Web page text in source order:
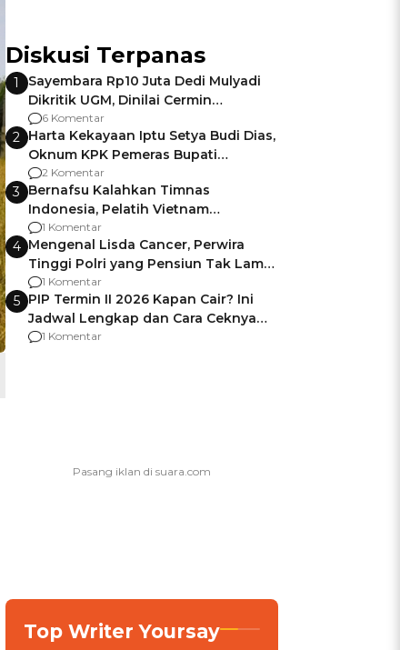
Diskusi Terpanas
1
Sayembara Rp10 Juta Dedi Mulyadi
Dikritik UGM, Dinilai Cermin
Gagalnya Negara Jamin Keamanan
6 Komentar
2 Harta Kekayaan Iptu Setya Budi Dias,
Oknum KPK Pemeras Bupati
Pemalang
2 Komentar
3 Bernafsu Kalahkan Timnas
Indonesia, Pelatih Vietnam
Berencana Pakai Jimat di Pakansari
1 Komentar
4 Mengenal Lisda Cancer, Perwira
Tinggi Polri yang Pensiun Tak Lama
Usai Jadi Brigjen
1 Komentar
5 PIP Termin II 2026 Kapan Cair? Ini
Jadwal Lengkap dan Cara Ceknya
agar Dana Tidak Hangus!
1 Komentar
Top Writer Yoursay